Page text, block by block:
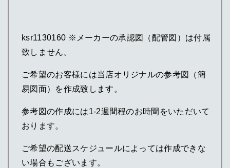
ksr1130160 ※メーカーの承認図（配管図）は付属
致しません。
ご希望のお客様には当店オリジナルの参考図（簡
易図面）を作成致します。
参考図の作成には1-2週間程のお時間をいただいて
おります。
ご希望の配送スケジュールによっては作成できな
い場合もございます。